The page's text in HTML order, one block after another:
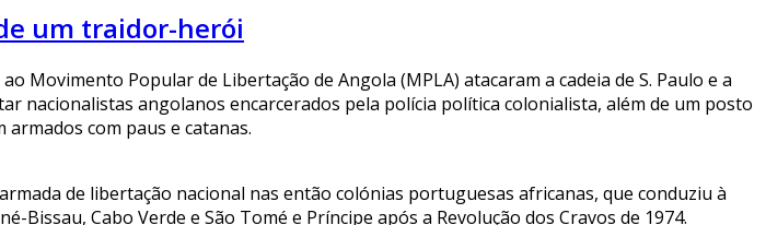
um traidor-herói
Movimento Popular de Libertação de Angola (MPLA) atacaram a cadeia de S. Paulo e a
nacionalistas angolanos encarcerados pela polícia política colonialista, além de um posto
armados com paus e catanas.
de libertação nacional nas então colónias portuguesas africanas, que conduziu à
Bissau, Cabo Verde e São Tomé e Príncipe após a Revolução dos Cravos de 1974.